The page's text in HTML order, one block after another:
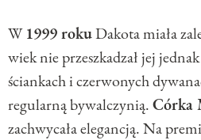
W1999 rokuDakota miała
wiek nie przeszkadzał jej
ściankach i czerwonych
regularną bywalczynią.Córka
zachwycała elegancją. Na